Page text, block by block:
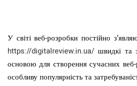
У світі веб-розробки постійно
https://digitalreview.in.ua/ швидкі та
основою для створення сучасних
особливу популярність та